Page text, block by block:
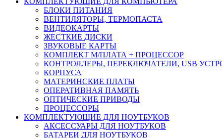
БЛОКИ ПИТАНИЯ
ВЕНТИЛЯТОРЫ, ТЕРМОПАСТА
ВИДЕОКАРТЫ
ЖЕСТКИЕ ДИСКИ
ЗВУКОВЫЕ КАРТЫ
КОМПЛЕКТ М/ПЛАТА + ПРОЦЕССОР
КОНТРОЛЛЕРЫ, ПЕРЕКЛЮЧАТЕЛИ, USB
КОРПУСА
МАТЕРИНСКИЕ ПЛАТЫ
ОПЕРАТИВНАЯ ПАМЯТЬ
ОПТИЧЕСКИЕ ПРИВОДЫ
ПРОЦЕССОРЫ
КОМПЛЕКТУЮЩИЕ ДЛЯ НОУТБУКОВ
АКСЕССУАРЫ ДЛЯ НОУТБУКОВ
БАТАРЕИ ДЛЯ НОУТБУКОВ